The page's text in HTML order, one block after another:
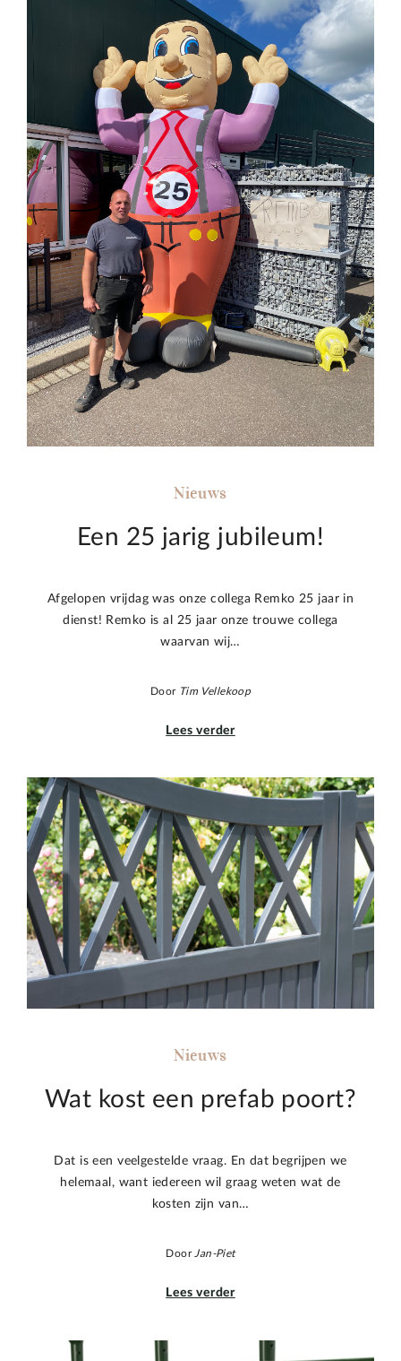
Nieuws
Een 25 jarig jubileum!
Afgelopen vrijdag was onze collega Remko 25 jaar in
dienst! Remko is al 25 jaar onze trouwe collega
waarvan wij…
Door Tim Vellekoop
Lees verder
Nieuws
Wat kost een prefab poort?
Dat is een veelgestelde vraag. En dat begrijpen we
helemaal, want iedereen wil graag weten wat de
kosten zijn van…
Door Jan-Piet
Lees verder